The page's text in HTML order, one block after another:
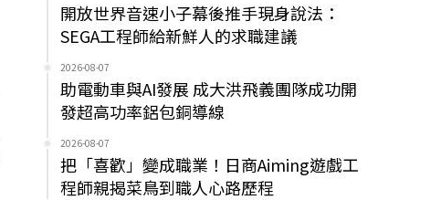
開放世界音速小子幕後推手現身說法：
SEGA工程師給新鮮人的求職建議
2026-08-07
助電動車與AI發展 成大洪飛義團隊成功開
發超高功率鋁包銅導線
2026-08-07
把「喜歡」變成職業！日商Aiming遊戲工
程師親揭菜鳥到職人心路歷程